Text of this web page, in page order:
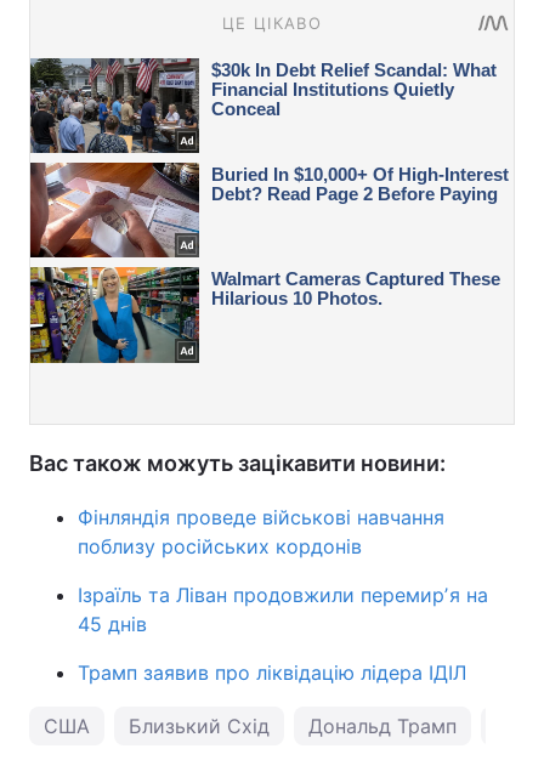
Вас також можуть зацікавити новини:
Фінляндія проведе військові навчання
поблизу російських кордонів
Ізраїль та Ліван продовжили перемирʼя на
45 днів
Трамп заявив про ліквідацію лідера ІДІЛ
США Близький Схід Дональд Трамп